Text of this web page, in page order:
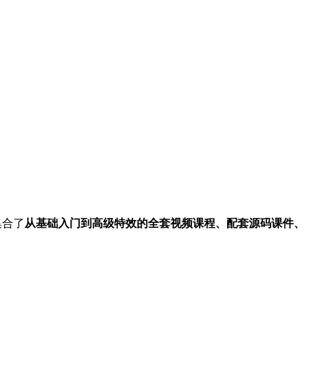
了 从基础入门到高级特效的全套视频课程、配套源码课件、